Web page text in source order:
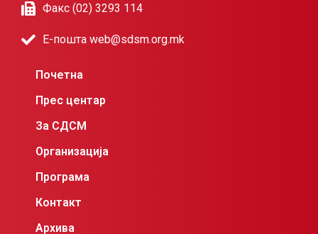
Факс (02) 3293 114
Е-пошта web@sdsm.org.mk
Почетна
Прес центар
За СДСМ
Организација
Програма
Контакт
Архива